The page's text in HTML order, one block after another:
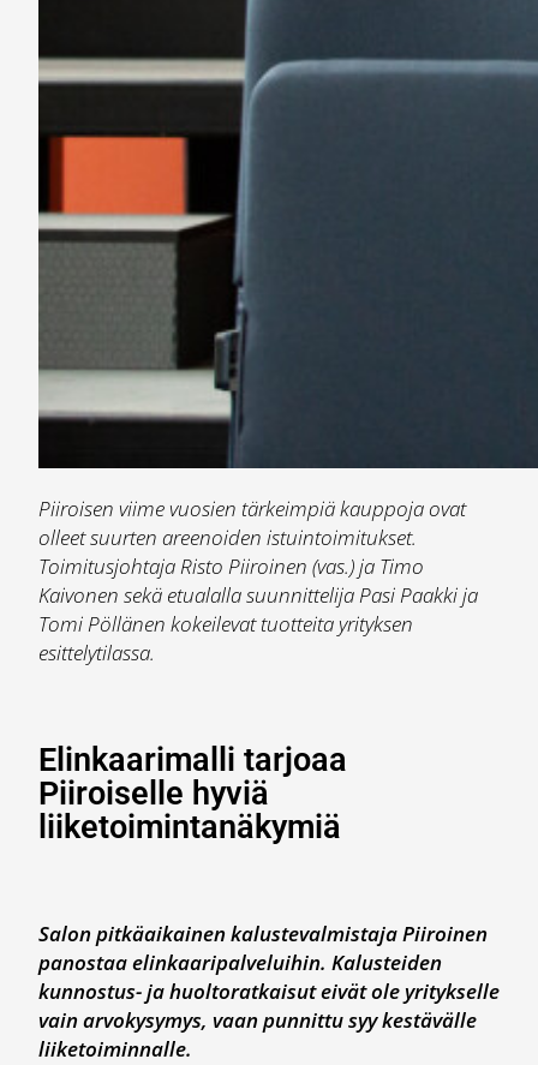
Piiroisen viime vuosien tärkeimpiä kauppoja ovat
olleet suurten areenoiden istuintoimitukset.
Toimitusjohtaja Risto Piiroinen (vas.) ja Timo
Kaivonen sekä etualalla suunnittelija Pasi Paakki ja
Tomi Pöllänen kokeilevat tuotteita yrityksen
esittelytilassa.
Elinkaarimalli tarjoaa
Piiroiselle hyviä
liiketoimintanäkymiä
Salon pitkäaikainen kalustevalmistaja Piiroinen
panostaa elinkaaripalveluihin. Kalusteiden
kunnostus- ja huoltoratkaisut eivät ole yritykselle
vain arvokysymys, vaan punnittu syy kestävälle
liiketoiminnalle.